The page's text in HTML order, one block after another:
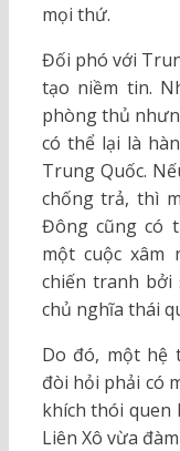
mọi thứ.
Đối phó với
tạo niềm tin.
phòng thủ
có thể lại là
Trung Quốc.
chống trả, thì
Đông cũng có
một cuộc xâm
chiến tranh
chủ nghĩa thái
Do đó, một hệ
đòi hỏi phải có
khích thói quen
Liên Xô vừa